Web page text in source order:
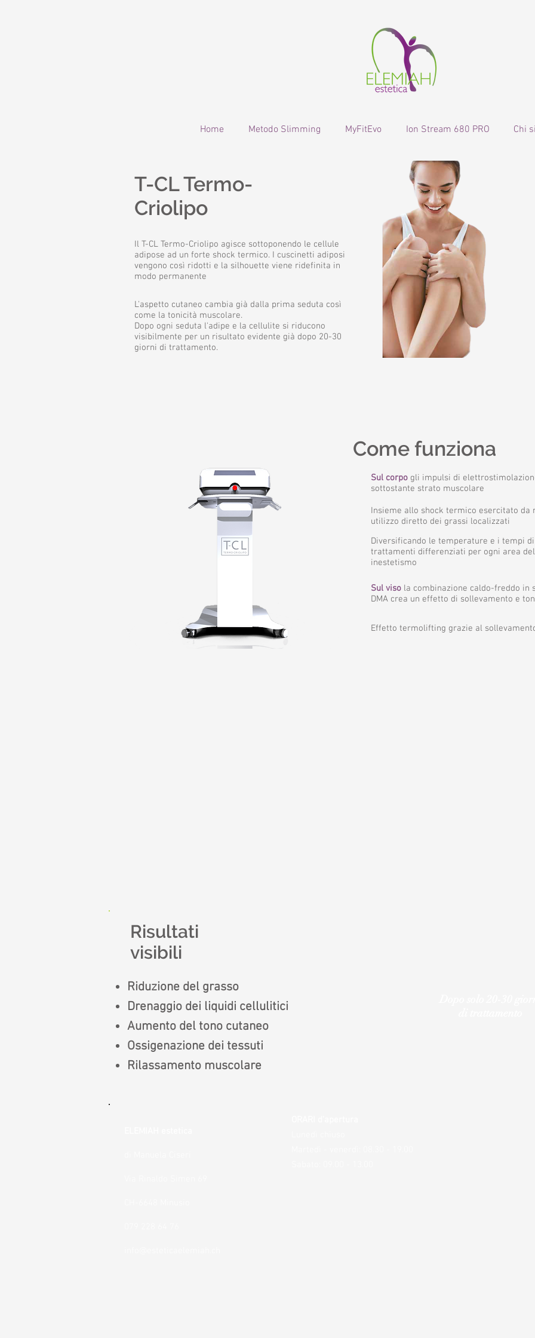
Home Metodo Slimming MyFitEvo Ion Stream 680 PRO Chi
T-CL Termo-
Criolipo
Il T-CL Termo-Criolipo agisce sottoponendo le cellule
adipose ad un forte shock termico. I cuscinetti adiposi
vengono così ridotti e la silhouette viene ridefinita in
modo permanente
L'aspetto cutaneo cambia già dalla prima seduta così
come la tonicità muscolare.
Dopo ogni seduta l'adipe e la cellulite si riducono
visibilmente per un risultato evidente già dopo 20-30
giorni di trattamento.
Come funziona
Sul corpo gli impulsi di
sottostante strato muscolare
Insieme allo shock termico esercitato da
utilizzo diretto dei grassi localizzati
Diversificando le temperature e i tempi
trattamenti differenziati per ogni area
inestetismo
Sul viso la combinazione caldo-freddo in
DMA crea un effetto di sollevamento e
Effetto termolifting grazie al
Risultati
visibili
Riduzione del grasso
Drenaggio dei liquidi cellulitici
Aumento del tono cutaneo
Ossigenazione dei tessuti
Rilassamento muscolare